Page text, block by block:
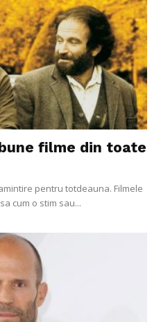
filme din toate
pentru totdeauna. Filmele
cum o stim sau...